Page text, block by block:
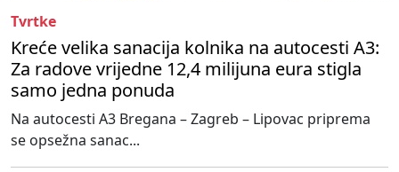
Tvrtke
Kreće velika sanacija kolnika na autocesti A3:
Za radove vrijedne 12,4 milijuna eura stigla
samo jedna ponuda
Na autocesti A3 Bregana – Zagreb – Lipovac priprema
se opsežna sanac...